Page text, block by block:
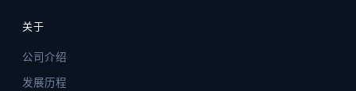
关于
公司介绍
发展历程